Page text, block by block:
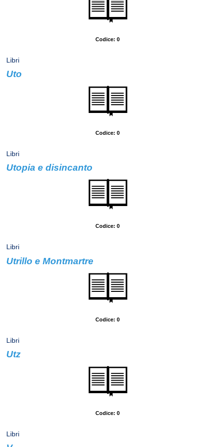
Codice: 0
Libri
Uto
Codice: 0
Libri
Utopia e disincanto
Codice: 0
Libri
Utrillo e Montmartre
Codice: 0
Libri
Utz
Codice: 0
Libri